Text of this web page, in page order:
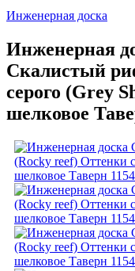
Инженерная доска
Инженерная
Скалистый
серого (Grеy
шелковое